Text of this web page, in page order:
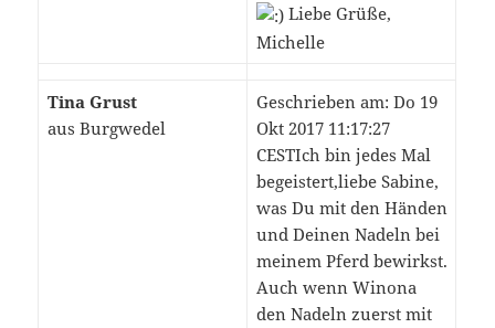
Liebe Grüße,
Michelle
Tina Grust
aus Burgwedel
Geschrieben am: Do 19
Okt 2017 11:17:27
CESTIch bin jedes Mal
begeistert,liebe Sabine,
was Du mit den Händen
und Deinen Nadeln bei
meinem Pferd bewirkst.
Auch wenn Winona
den Nadeln zuerst mit